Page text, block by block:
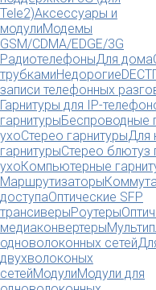
Tele2)Аксессуары и
модулиМодемы
GSM/CDMA/EDGE/3G
РадиотелефоныДля дома
трубкамиНедорогиеDECT
записи телефонных
Гарнитуры для IP-
гарнитурыБеспроводные
ухоСтерео гарнитурыДля
гарнитурыСтерео блютуз
ухоКомпьютерные
Маршрутизаторы
доступаОптические SFP
трансиверыРоутеры
медиаконвертеры
одноволоконных сетей
двухволоконых
сетейМодулиМодули для